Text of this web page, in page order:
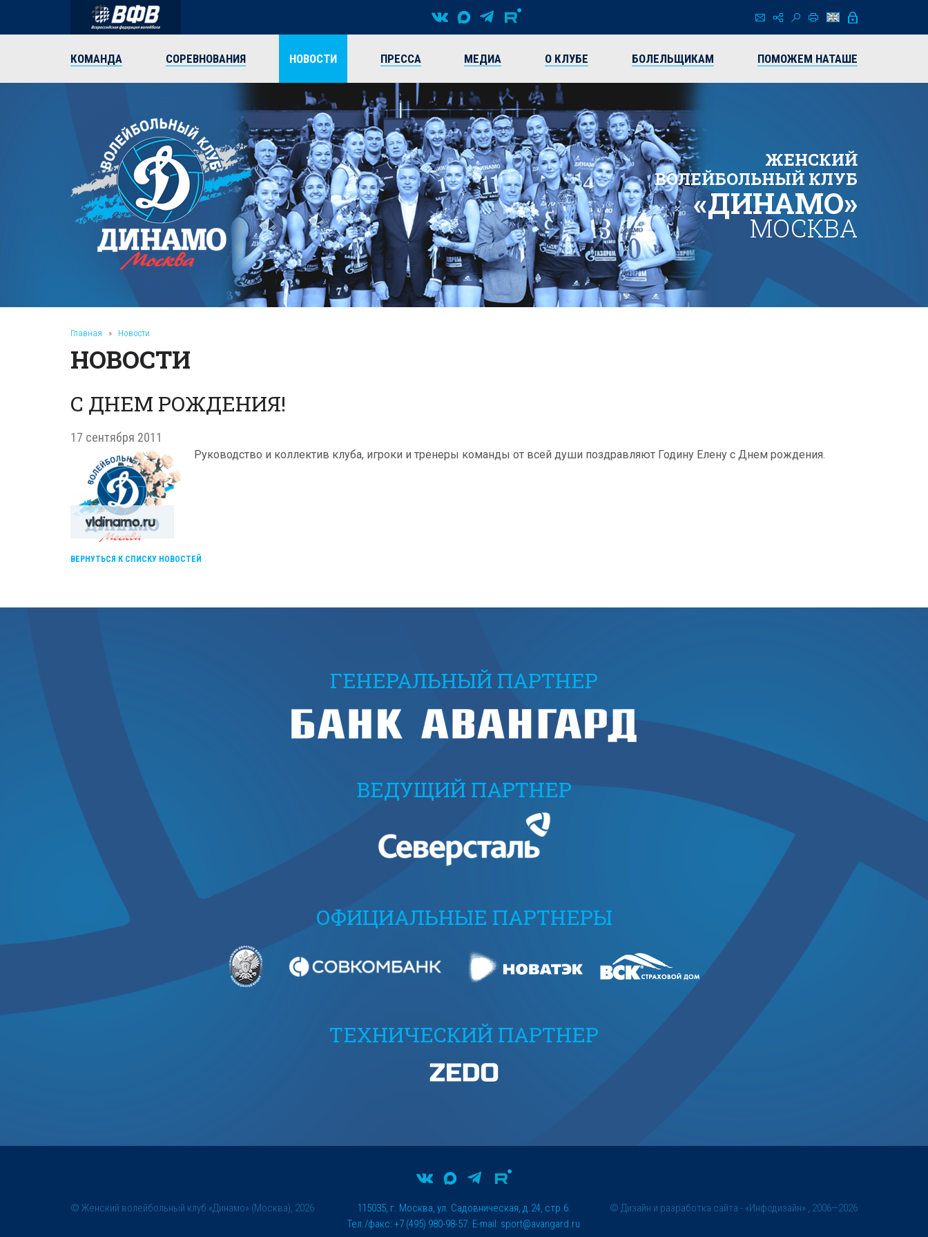
КОМАНДА СОРЕВНОВАНИЯ НОВОСТИ ПРЕССА МЕДИА О КЛУБЕ БОЛЕЛЬЩИКАМ ПОМОЖЕМ НАТАШЕ
ЖЕНСКИЙ
ВОЛЕЙБОЛЬНЫЙ КЛУБ
«ДИНАМО»
МОСКВА
Главная » Новости
НОВОСТИ
С ДНЕМ РОЖДЕНИЯ!
17 сентября 2011
Руководство и коллектив клуба, игроки и тренеры команды от всей души поздравляют Годину Елену с Днем рождения.
ВЕРНУТЬСЯ К СПИСКУ НОВОСТЕЙ
ГЕНЕРАЛЬНЫЙ ПАРТНЕР
ВЕДУЩИЙ ПАРТНЕР
ОФИЦИАЛЬНЫЕ ПАРТНЕРЫ
ТЕХНИЧЕСКИЙ ПАРТНЕР
© Женский волейбольный клуб «Динамо» (Москва), 2026
115035, г. Москва, ул. Садовническая, д.24, стр.6.
Тел./факс: +7 (495) 980-98-57. E-mail: sport@avangard.ru
© Дизайн и разработка сайта - «Инфодизайн» , 2006—2026